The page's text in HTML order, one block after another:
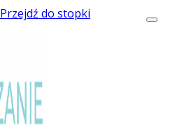
Przejdź do stopki